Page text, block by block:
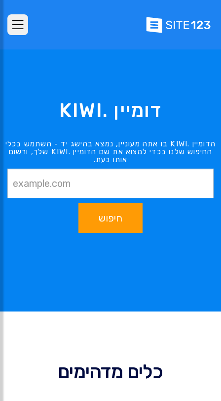
דומיין .KIWI
הדומיין .KIWI בו אתה מעוניין, נמצא בהישג יד - השתמש בכלי
החיפוש שלנו בכדי למצוא את שם הדומיין .KIWI שלך, ורשום
אותו כעת.
חיפוש
כלים מדהימים